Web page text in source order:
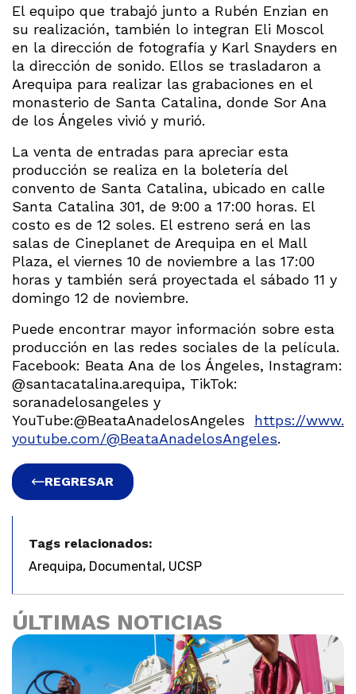
El equipo que trabajó junto a Rubén Enzian en
su realización, también lo integran Eli Moscol
en la dirección de fotografía y Karl Snayders en
la dirección de sonido. Ellos se trasladaron a
Arequipa para realizar las grabaciones en el
monasterio de Santa Catalina, donde Sor Ana
de los Ángeles vivió y murió.
La venta de entradas para apreciar esta
producción se realiza en la boletería del
convento de Santa Catalina, ubicado en calle
Santa Catalina 301, de 9:00 a 17:00 horas. El
costo es de 12 soles. El estreno será en las
salas de Cineplanet de Arequipa en el Mall
Plaza, el viernes 10 de noviembre a las 17:00
horas y también será proyectada el sábado 11 y
domingo 12 de noviembre.
Puede encontrar mayor información sobre esta
producción en las redes sociales de la película.
Facebook: Beata Ana de los Ángeles, Instagram:
@santacatalina.arequipa, TikTok:
soranadelosangeles y
YouTube:@BeataAnadelosAngeles https://www.
youtube.com/@BeataAnadelosAngeles.
REGRESAR
Tags relacionados:
Arequipa, Documental , UCSP
ÚLTIMAS NOTICIAS